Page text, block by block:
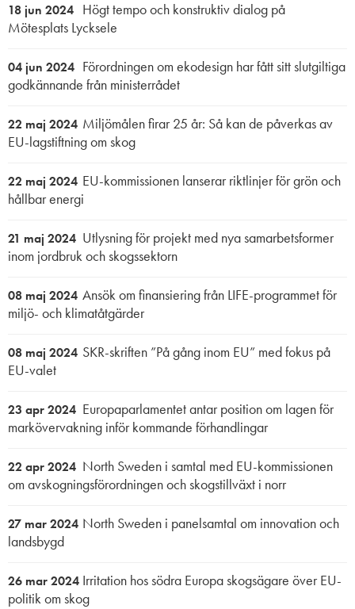
18 jun 2024 Högt tempo och konstruktiv dialog på
Mötesplats Lycksele
04 jun 2024 Förordningen om ekodesign har fått sitt slutgiltiga
godkännande från ministerrådet
22 maj 2024 Miljömålen firar 25 år: Så kan de påverkas av
EU-lagstiftning om skog
22 maj 2024 EU-kommissionen lanserar riktlinjer för grön och
hållbar energi
21 maj 2024 Utlysning för projekt med nya samarbetsformer
inom jordbruk och skogssektorn
08 maj 2024 Ansök om finansiering från LIFE-programmet för
miljö- och klimatåtgärder
08 maj 2024 SKR-skriften ”På gång inom EU” med fokus på
EU-valet
23 apr 2024 Europaparlamentet antar position om lagen för
markövervakning inför kommande förhandlingar
22 apr 2024 North Sweden i samtal med EU-kommissionen
om avskogningsförordningen och skogstillväxt i norr
27 mar 2024 North Sweden i panelsamtal om innovation och
landsbygd
26 mar 2024 Irritation hos södra Europa skogsägare över EU-
politik om skog